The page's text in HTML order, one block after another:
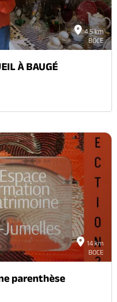
4.5 km
BOCE
À BAUGÉ
14 km
BOCE
parenthèse